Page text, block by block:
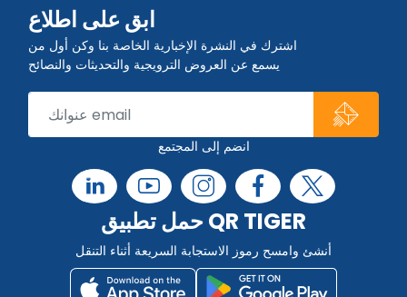
ابق على اطلاع
اشترك في النشرة الإخبارية الخاصة بنا وكن أول من
يسمع عن العروض الترويجية والتحديثات والنصائح
انضم إلى المجتمع
حمل تطبيق QR TIGER
أنشئ وامسح رموز الاستجابة السريعة أثناء التنقل